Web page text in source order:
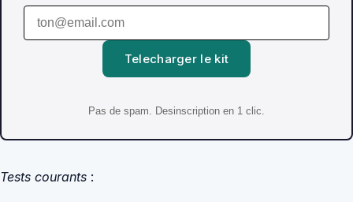
Telecharger le kit
Pas de spam. Desinscription en 1 clic.
Tests courants :